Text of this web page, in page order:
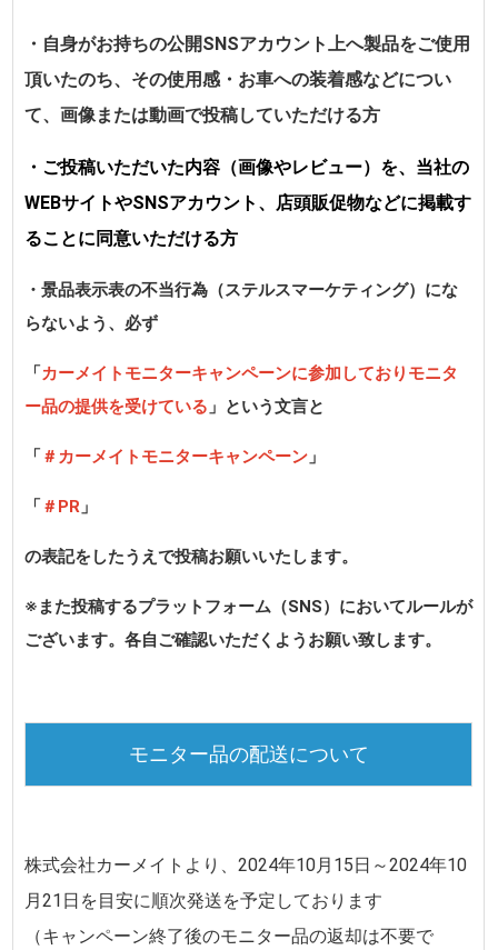
・自身がお持ちの公開SNSアカウント上へ製品をご使用
頂いたのち、その使用感・お車への装着感などについ
て、画像または動画で投稿していただける方
・ご投稿いただいた内容（画像やレビュー）を、当社の
WEBサイトやSNSアカウント、店頭販促物などに掲載す
ることに同意いただける方
・景品表示表の不当行為（ステルスマーケティング）にな
らないよう、必ず
「カーメイトモニターキャンペーンに参加しておりモニタ
ー品の提供を受けている 」という文言と
「 ＃カーメイトモニターキャンペーン 」
「 ＃PR 」
の表記をしたうえで投稿お願いいたします。
※また投稿するプラットフォーム（SNS）においてルールが
ございます。各自ご確認いただくようお願い致します。
モニター品の配送について
株式会社カーメイトより、2024年10月15日～2024年10
月21日 を目安に順次発送を予定しております
（キャンペーン終了後のモニター品の返却は不要で